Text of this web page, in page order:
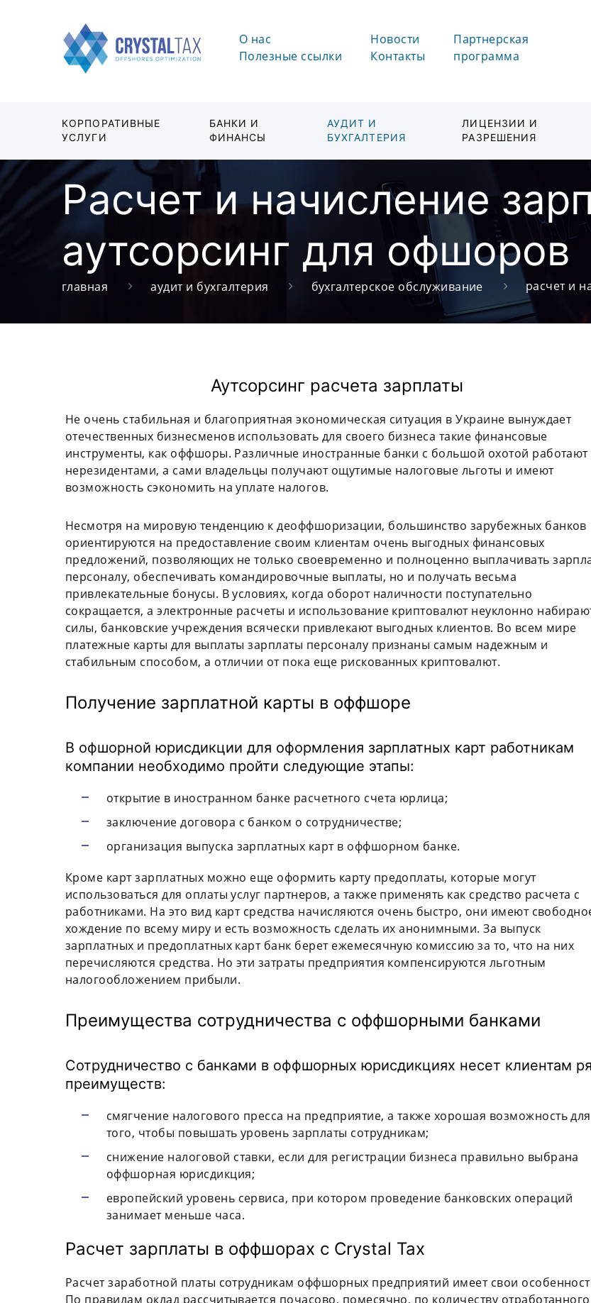
О нас
Полезные ссылки
Новости
Контакты
Партнерская
программа
КОРПОРАТИВНЫЕ
УСЛУГИ
БАНКИ И
ФИНАНСЫ
АУДИТ И
БУХГАЛТЕРИЯ
ЛИЦЕНЗИИ И
РАЗРЕШЕНИЯ
Расчет и начисление
аутсорсинг для офшоров
главная аудит и бухгалтерия бухгалтерское обслуживание расчет и
Аутсорсинг расчета зарплаты
Не очень стабильная и благоприятная экономическая ситуация в Украине вынуждает
отечественных бизнесменов использовать для своего бизнеса такие финансовые
инструменты, как оффшоры. Различные иностранные банки с большой охотой работают
нерезидентами, а сами владельцы получают ощутимые налоговые льготы и имеют
возможность сэкономить на уплате налогов.
Несмотря на мировую тенденцию к деоффшоризации, большинство зарубежных банков
ориентируются на предоставление своим клиентам очень выгодных финансовых
предложений, позволяющих не только своевременно и полноценно выплачивать
персоналу, обеспечивать командировочные выплаты, но и получать весьма
привлекательные бонусы. В условиях, когда оборот наличности поступательно
сокращается, а электронные расчеты и использование криптовалют неуклонно
силы, банковские учреждения всячески привлекают выгодных клиентов. Во всем мире
платежные карты для выплаты зарплаты персоналу признаны самым надежным и
стабильным способом, а отличии от пока еще рискованных криптовалют.
Получение зарплатной карты в оффшоре
В офшорной юрисдикции для оформления зарплатных карт работникам
компании необходимо пройти следующие этапы:
открытие в иностранном банке расчетного счета юрлица;
заключение договора с банком о сотрудничестве;
организация выпуска зарплатных карт в оффшорном банке.
Кроме карт зарплатных можно еще оформить карту предоплаты, которые могут
использоваться для оплаты услуг партнеров, а также применять как средство расчета с
работниками. На это вид карт средства начисляются очень быстро, они имеют
хождение по всему миру и есть возможность сделать их анонимными. За выпуск
зарплатных и предоплатных карт банк берет ежемесячную комиссию за то, что на них
перечисляются средства. Но эти затраты предприятия компенсируются льготным
налогообложением прибыли.
Преимущества сотрудничества с оффшорными банками
Сотрудничество с банками в оффшорных юрисдикциях несет клиентам
преимуществ:
смягчение налогового пресса на предприятие, а также хорошая возможность для
того, чтобы повышать уровень зарплаты сотрудникам;
снижение налоговой ставки, если для регистрации бизнеса правильно выбрана
оффшорная юрисдикция;
европейский уровень сервиса, при котором проведение банковских операций
занимает меньше часа.
Расчет зарплаты в оффшорах с Crystal Tax
Расчет заработной платы сотрудникам оффшорных предприятий имеет свои
По правилам оклад рассчитывается почасово, помесячно, по количеству отработанного